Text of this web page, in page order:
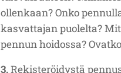
ollenkaan? Onko
kasvattajan puolelta?
pennun hoidossa?
3.Rekisteröidystä